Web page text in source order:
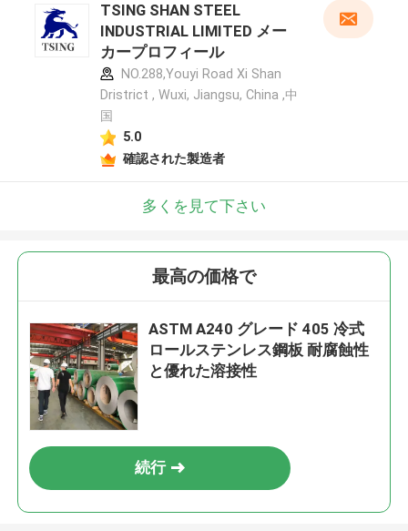
TSING SHAN STEEL
INDUSTRIAL LIMITED メー
カープロフィール
NO.288,Youyi Road Xi Shan
Dristrict , Wuxi, Jiangsu, China ,中
国
5.0
確認された製造者
多くを見て下さい
最高の価格で
ASTM A240 グレード 405 冷式
ロールステンレス鋼板 耐腐蝕性
と優れた溶接性
続行